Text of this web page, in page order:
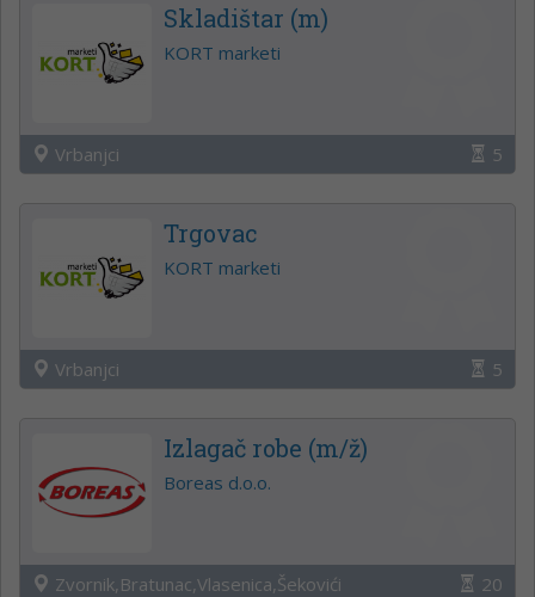
Skladištar (m)
KORT marketi
Vrbanjci 5
Trgovac
KORT marketi
Vrbanjci 5
Izlagač robe (m/ž)
Boreas d.o.o.
Zvornik,Bratunac,Vlasenica,Šekovići 20